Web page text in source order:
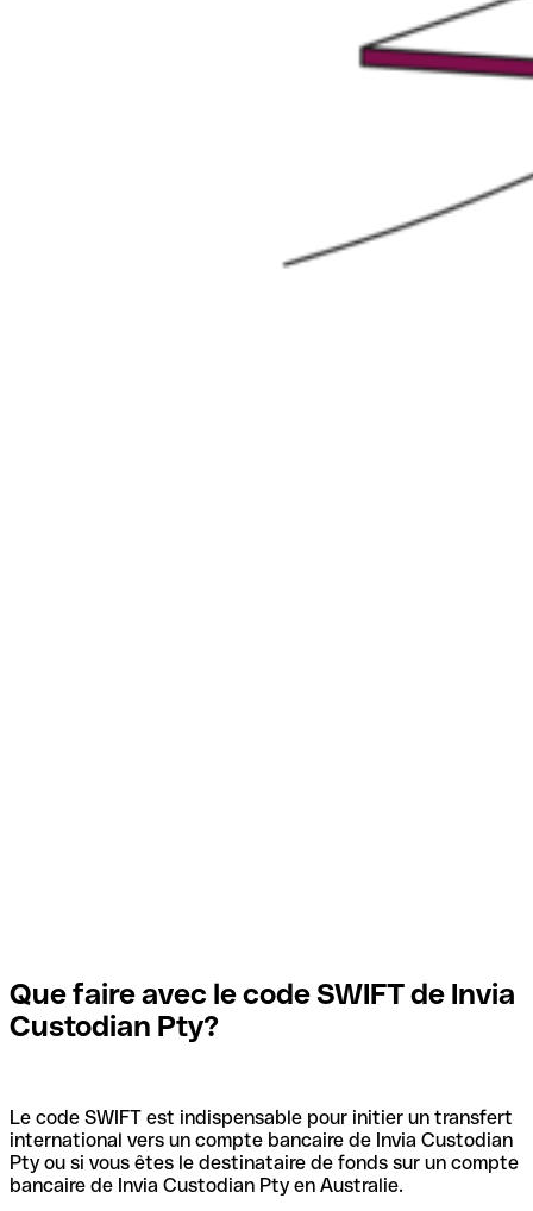
Que faire avec le code SWIFT de Invia
Custodian Pty?
Le code SWIFT est indispensable pour initier un transfert
international vers un compte bancaire de Invia Custodian
Pty ou si vous êtes le destinataire de fonds sur un compte
bancaire de Invia Custodian Pty en Australie.